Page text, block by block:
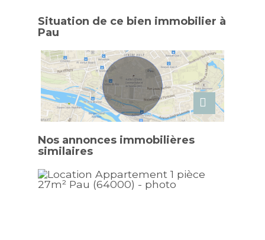
Situation de ce bien immobilier à
Pau
Nos annonces immobilières
similaires